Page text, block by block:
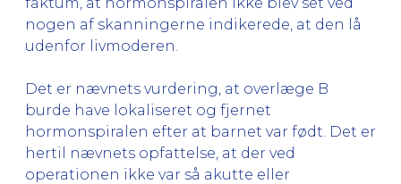
nogen af skanningerne indikerede, at den lå
udenfor livmoderen.
Det er nævnets vurdering, at overlæge B
burde have lokaliseret og fjernet
hormonspiralen efter at barnet var født. Det er
hertil nævnets opfattelse, at der ved
operationen ikke var så akutte eller